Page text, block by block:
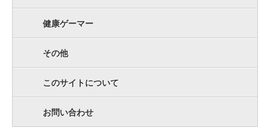
健康ゲーマー
その他
このサイトについて
お問い合わせ